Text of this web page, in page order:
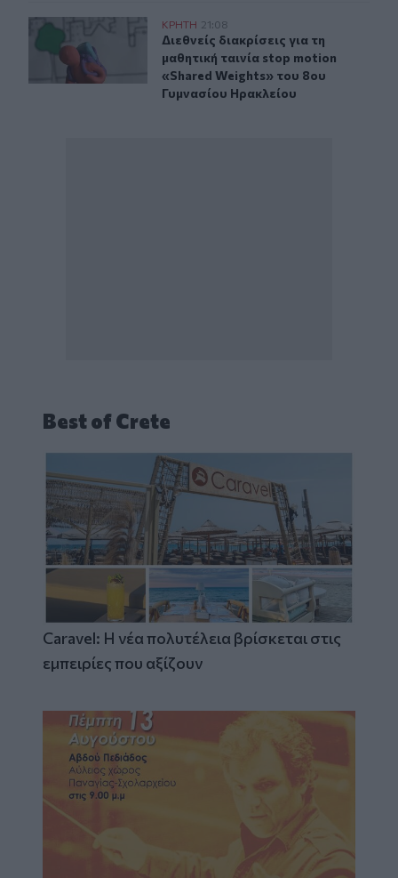
Διεθνείς διακρίσεις για τη μαθητική ταινία stop
ΚΡΗΤΗ 21:08
Διεθνείς διακρίσεις για τη
Διεθνείς διακρίσεις για τη
μαθητική ταινία stop motion
«Shared Weights» του 8ου
Γυμνασίου Ηρακλείου
Best of Crete
Caravel: Η νέα πολυτέλεια βρίσκεται στις
εμπειρίες που αξίζουν